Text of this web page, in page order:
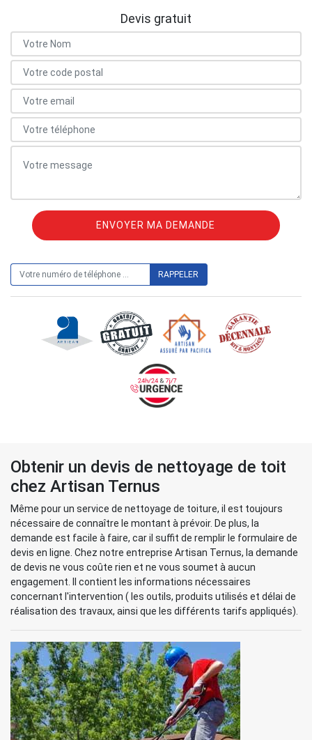
Devis gratuit
Obtenir un devis de nettoyage de toit
chez Artisan Ternus
Même pour un service de nettoyage de toiture, il est toujours
nécessaire de connaître le montant à prévoir. De plus, la
demande est facile à faire, car il suffit de remplir le formulaire de
devis en ligne. Chez notre entreprise Artisan Ternus, la demande
de devis ne vous coûte rien et ne vous soumet à aucun
engagement. Il contient les informations nécessaires
concernant l'intervention ( les outils, produits utilisés et délai de
réalisation des travaux, ainsi que les différents tarifs appliqués).